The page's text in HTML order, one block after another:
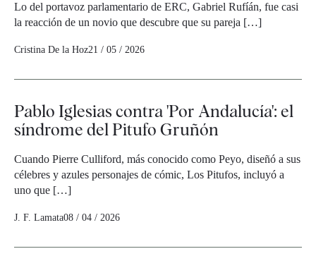
Lo del portavoz parlamentario de ERC, Gabriel Rufíán, fue casi
la reacción de un novio que descubre que su pareja […]
Cristina De la Hoz21 / 05 / 2026
Pablo Iglesias contra 'Por Andalucía': el
síndrome del Pitufo Gruñón
Cuando Pierre Culliford, más conocido como Peyo, diseñó a sus
célebres y azules personajes de cómic, Los Pitufos, incluyó a
uno que […]
J. F. Lamata08 / 04 / 2026